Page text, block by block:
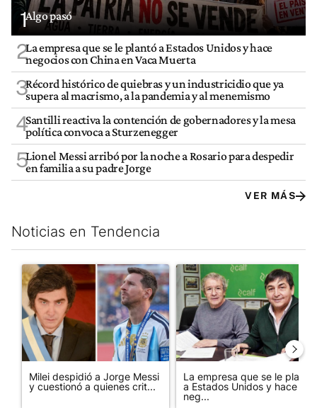
1Algo pasó
2La empresa que se le plantó a Estados Unidos y hace
negocios con China en Vaca Muerta
3Récord histórico de quiebras y un industricidio que ya
supera al macrismo, a la pandemia y al menemismo
4Santilli reactiva la contención de gobernadores y la mesa
política convoca a Sturzenegger
5Lionel Messi arribó por la noche a Rosario para despedir
en familia a su padre Jorge
VER MÁS
Noticias en Tendencia
Este listado muestra los artículos con más comentarios en los
Un artículo de tendencia con el título "Milei despidió a Jorge
Milei despidió a Jorge Messi
y cuestionó a quienes crit...
Un artículo de tendencia con
La empresa que se le plantó
a Estados Unidos y hace
neg...